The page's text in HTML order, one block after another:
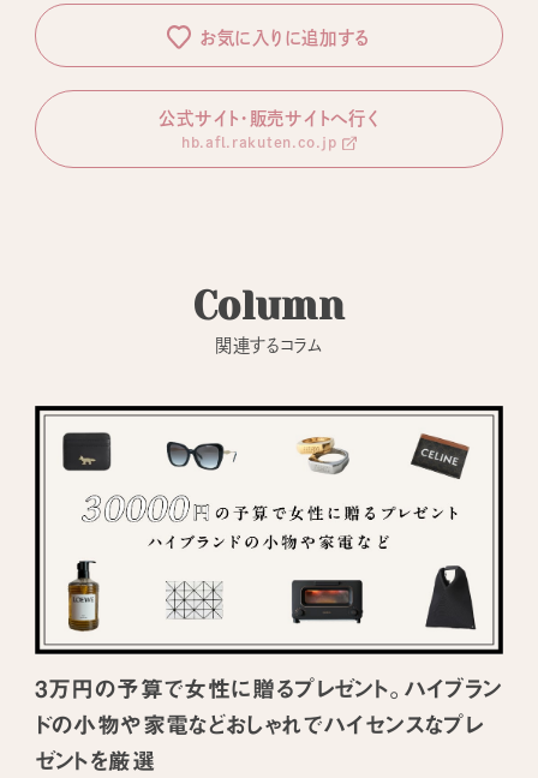
お気に入りに追加する
公式サイト・販売サイトへ行く
hb.afl.rakuten.co.jp
Column
関連するコラム
3万円の予算で女性に贈るプレゼント。ハイブラン
ドの小物や家電などおしゃれでハイセンスなプレ
ゼントを厳選